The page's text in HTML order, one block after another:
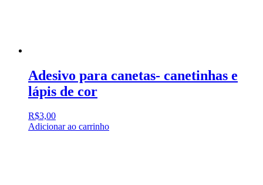
Adesivo para canetas- canetinhas e
lápis de cor
R$3,00
Adicionar ao carrinho